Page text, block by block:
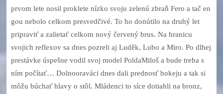
prvom lete nosil proklete nízko svoju zelenú zbraň Fero a tač en
gou nebolo celkom presvedčivé. To ho donútilo na druhý let
pripraviť a zalietať celkom nový červený brus. Na hranicu
svojich reflexov sa dnes pozreli aj Luděk, Lubo a Miro. Po dlhej
prestávke úspešne vodil svoj model PoldaMiloš a bude treba s
ním počítať… Dolnooraváci dnes dali prednosť hokeju a tak si
môžu búchať hlavy o stôl. Mládenci to síce dotiahli na bronz,